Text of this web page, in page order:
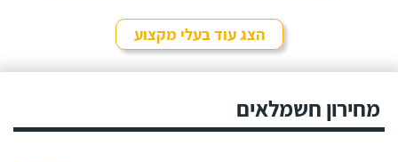
חשוב במיוחד עם אנשי
מקצוע (:
לפרטי העסק
9.7
עבדתי עם מארק
בניינים שבהם הייתי מנהל
הצג עוד בעלי מקצוע
מחירון חשמלאים